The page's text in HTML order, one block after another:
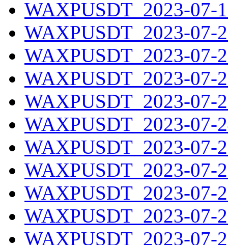
WAXPUSDT_2023-07-
WAXPUSDT_2023-07-
WAXPUSDT_2023-07-
WAXPUSDT_2023-07-
WAXPUSDT_2023-07-
WAXPUSDT_2023-07-
WAXPUSDT_2023-07-
WAXPUSDT_2023-07-
WAXPUSDT_2023-07-
WAXPUSDT_2023-07-
WAXPUSDT_2023-07-